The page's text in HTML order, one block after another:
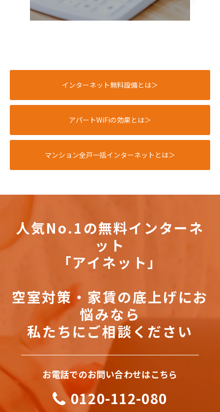
インターネット無料設備とは＞
アパートWiFiの効果とは＞
マンション全戸一括インターネットとは＞
人気No.1の無料インターネ
ット
「アイネット」
空室対策・家賃の底上げにお
悩みなら
私たちにご相談ください
お電話でのお問い合わせはこちら
0120-112-080